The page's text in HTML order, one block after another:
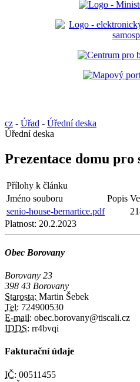
cz - Úřad - Úřední deska
Úřední deska
Prezentace domu
Přílohy k článku
Jméno souboru
Popis
senio-house-bernartice.pdf
Platnost: 20.2.2023
Obec Borovany
Borovany 23
398 43 Borovany
Starosta: Martin Šebek
Tel: 724900530
E-mail: obec.borovany@tiscali.cz
IDDS: rr4bvqi
Fakturační údaje
IČ: 00511455